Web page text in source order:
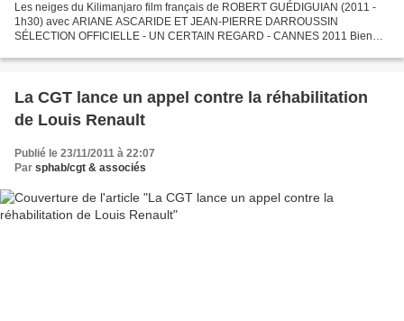
Les neiges du Kilimanjaro film français de ROBERT GUÉDIGUIAN (2011 -
1h30) avec ARIANE ASCARIDE ET JEAN-PIERRE DARROUSSIN
SÉLECTION OFFICIELLE - UN CERTAIN REGARD - CANNES 2011 Bien
La CGT lance un appel contre la réhabilitation
de Louis Renault
Publié le 23/11/2011 à 22:07
Par sphab/cgt & associés